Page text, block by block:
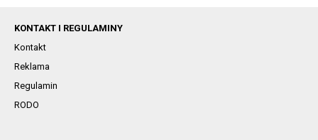
KONTAKT I REGULAMINY
Kontakt
Reklama
Regulamin
RODO